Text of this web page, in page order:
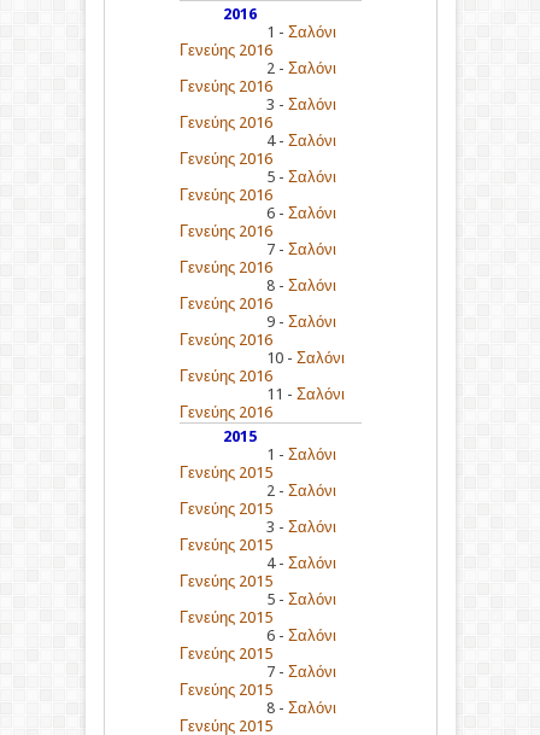
2016
1 - Σαλόνι
Γενεύης 2016
2 - Σαλόνι
Γενεύης 2016
3 - Σαλόνι
Γενεύης 2016
4 - Σαλόνι
Γενεύης 2016
5 - Σαλόνι
Γενεύης 2016
6 - Σαλόνι
Γενεύης 2016
7 - Σαλόνι
Γενεύης 2016
8 - Σαλόνι
Γενεύης 2016
9 - Σαλόνι
Γενεύης 2016
10 - Σαλόνι
Γενεύης 2016
11 - Σαλόνι
Γενεύης 2016
2015
1 - Σαλόνι
Γενεύης 2015
2 - Σαλόνι
Γενεύης 2015
3 - Σαλόνι
Γενεύης 2015
4 - Σαλόνι
Γενεύης 2015
5 - Σαλόνι
Γενεύης 2015
6 - Σαλόνι
Γενεύης 2015
7 - Σαλόνι
Γενεύης 2015
8 - Σαλόνι
Γενεύης 2015